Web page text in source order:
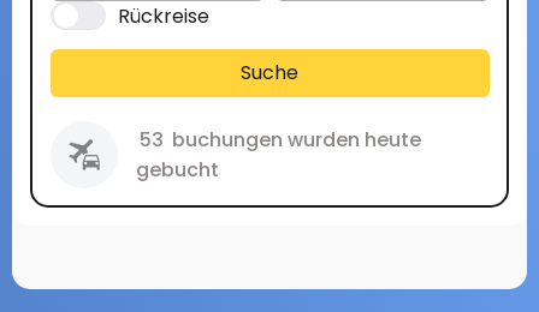
Rückreise
Suche
53 buchungen wurden heute
gebucht